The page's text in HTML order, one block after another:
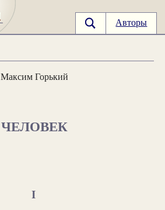
Авторы
Максим Горький
ЧЕЛОВЕК
I